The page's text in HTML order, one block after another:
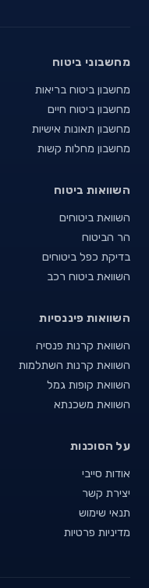
מחשבוני ביטוח
מחשבון ביטוח בריאות
מחשבון ביטוח חיים
מחשבון תאונות אישיות
מחשבון מחלות קשות
השוואות ביטוח
השוואת ביטוחים
הר הביטוח
בדיקת כפל ביטוחים
השוואת ביטוח רכב
השוואות פיננסיות
השוואת קרנות פנסיה
השוואת קרנות השתלמות
השוואת קופות גמל
השוואת משכנתא
על הסוכנות
אודות סייבי
יצירת קשר
תנאי שימוש
מדיניות פרטיות